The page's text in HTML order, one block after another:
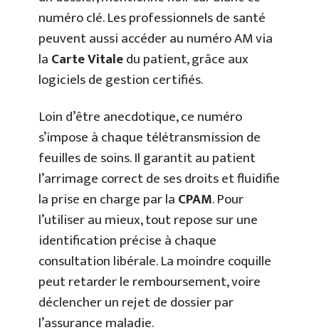
numéro clé. Les professionnels de santé
peuvent aussi accéder au numéro AM via
laCarte Vitaledu patient, grâce aux
logiciels de gestion certifiés.
Loin d’être anecdotique, ce numéro
s’impose à chaque télétransmission de
feuilles de soins. Il garantit au patient
l’arrimage correct de ses droits et fluidifie
la prise en charge par laCPAM. Pour
l’utiliser au mieux, tout repose sur une
identification précise à chaque
consultation libérale. La moindre coquille
peut retarder le remboursement, voire
déclencher un rejet de dossier par
l’assurance maladie.